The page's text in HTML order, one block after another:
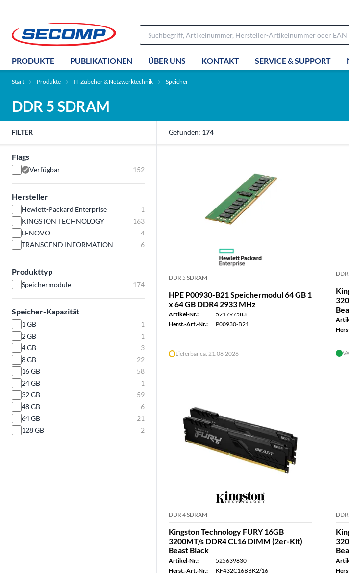
PRODUKTE PUBLIKATIONEN ÜBER UNS KONTAKT SERVICE & SUPPORT
Start Produkte IT-Zubehör & Netzwerktechnik Speicher
DDR 5 SDRAM
FILTER
Flags
Verfügbar 152
Hersteller
Hewlett-Packard Enterprise
1
KINGSTON TECHNOLOGY
163
LENOVO
4
TRANSCEND INFORMATION
6
Produkttyp
Speichermodule 174
Speicher-Kapazität
1 GB
1
2 GB
1
4 GB
3
8 GB
22
16 GB
58
24 GB
1
32 GB
59
48 GB
6
64 GB
21
128 GB
2
Gefunden: 174
DDR 5 SDRAM
HPE P00930-B21 Speichermodul 64 GB 1
x 64 GB DDR4 2933 MHz
Artikel-Nr.:
521797583
Herst.-Art.-Nr.:
P00930-B21
Lieferbar ca. 21.08.2026
DDR 4 SDRAM
Kingston Technology FURY 16GB
3200MT/s DDR4 CL16 DIMM (2er-Kit)
Beast Black
Artikel-Nr.:
525639830
Herst.-Art.-Nr.:
KF432C16BBK2/16